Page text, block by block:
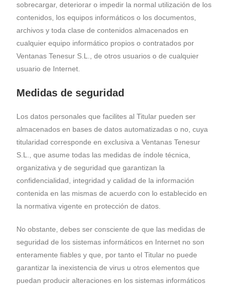
sobrecargar, deteriorar o impedir la normal utilización de los
contenidos, los equipos informáticos o los documentos,
archivos y toda clase de contenidos almacenados en
cualquier equipo informático propios o contratados por
Ventanas Tenesur S.L., de otros usuarios o de cualquier
usuario de Internet.
Medidas de seguridad
Los datos personales que facilites al Titular pueden ser
almacenados en bases de datos automatizadas o no, cuya
titularidad corresponde en exclusiva a Ventanas Tenesur
S.L., que asume todas las medidas de índole técnica,
organizativa y de seguridad que garantizan la
confidencialidad, integridad y calidad de la información
contenida en las mismas de acuerdo con lo establecido en
la normativa vigente en protección de datos.
No obstante, debes ser consciente de que las medidas de
seguridad de los sistemas informáticos en Internet no son
enteramente fiables y que, por tanto el Titular no puede
garantizar la inexistencia de virus u otros elementos que
puedan producir alteraciones en los sistemas informáticos